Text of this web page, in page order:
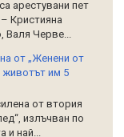
арестувани пет
Кристияна
Валя Черве...
от „Женени от
животът им 5
от втория
излъчван по
най...